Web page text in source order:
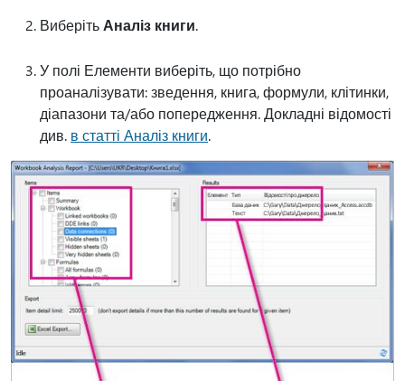
Виберіть Аналіз книги.
У полі Елементи виберіть, що потрібно
проаналізувати: зведення, книга, формули, клітинки,
діапазони та/або попередження. Докладні відомості
див. в статті Аналіз книги.